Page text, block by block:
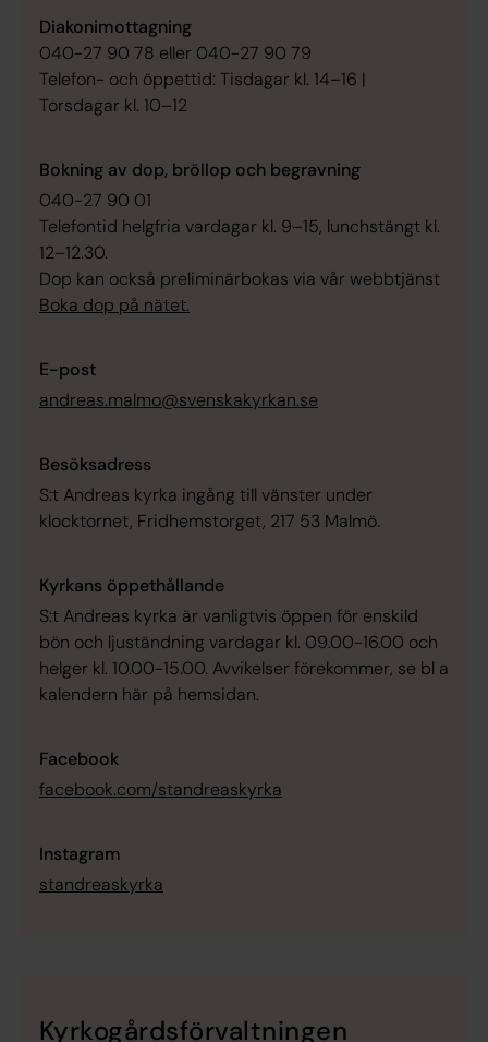
Diakonimottagning
040-27 90 78 eller 040-27 90 79
Telefon- och öppettid: Tisdagar kl. 14–16 |
Torsdagar kl. 10–12
Bokning av dop, bröllop och begravning
040-27 90 01
Telefontid helgfria vardagar kl. 9–15, lunchstängt kl.
12–12.30.
Dop kan också preliminärbokas via vår webbtjänst
Boka dop på nätet.
E-post
andreas.malmo@svenskakyrkan.se
Besöksadress
S:t Andreas kyrka ingång till vänster under
klocktornet, Fridhemstorget, 217 53 Malmö.
Kyrkans öppethållande
S:t Andreas kyrka är vanligtvis öppen för enskild
bön och ljuständning vardagar kl. 09.00-16.00 och
helger kl. 10.00-15.00. Avvikelser förekommer, se bl a
kalendern här på hemsidan.
Facebook
facebook.com/standreaskyrka
Instagram
standreaskyrka
Kyrkogårdsförvaltningen